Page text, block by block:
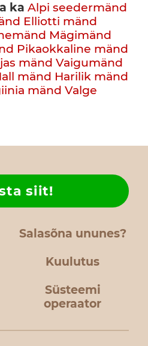
ka Alpi seedermänd
Elliotti mänd
Mägimänd
Pikaokkaline mänd
mänd Vaigumänd
mänd Harilik mänd
mänd Valge
Salasõna ununes?
siit!
Kuulutus
Süsteemi
operaator